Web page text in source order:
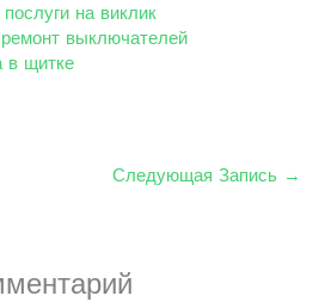
на виклик
выключателей
в щитке
Следующая Запись →